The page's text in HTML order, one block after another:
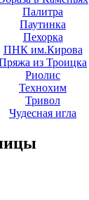
Палитра
Паутинка
Пехорка
ПНК им.Кирова
из Троицка
Риолис
Технохим
Тривол
Чудесная игла